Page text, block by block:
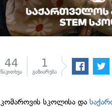
44
წაკითხვა
1
გაზიარება
კომაროვის სკოლისა და